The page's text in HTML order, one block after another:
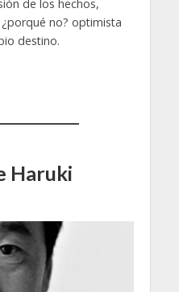
de los hechos,
no? optimista
destino.
Haruki